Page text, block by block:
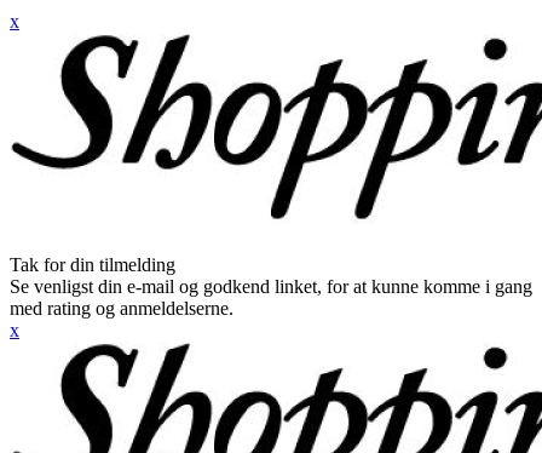
x
Tak for din tilmelding
Se venligst din e-mail og godkend linket, for at kunne komme i gang
med rating og anmeldelserne.
x